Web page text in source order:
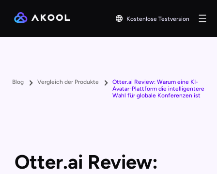
Kostenlose Testversion
Blog Vergleich der Produkte
Otter.ai Review: Warum eine KI-
Avatar-Plattform die intelligentere
Wahl für globale Konferenzen ist
Otter.ai Review: